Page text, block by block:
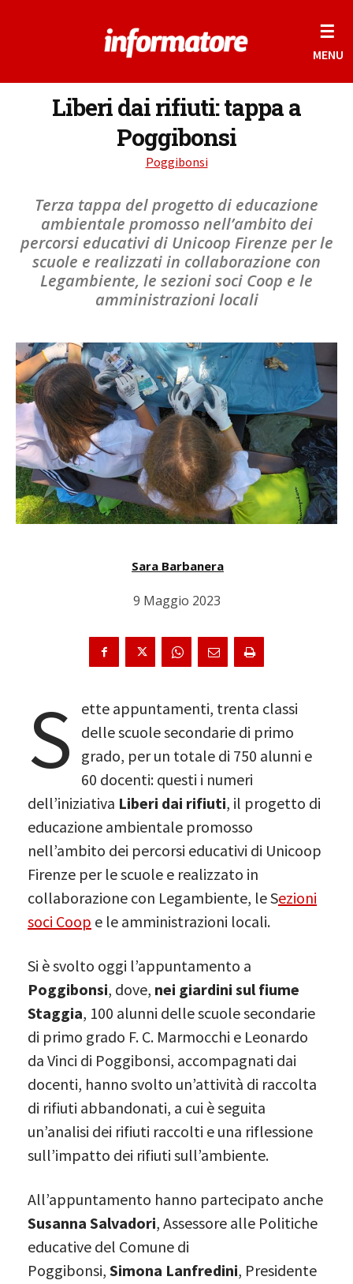
☰
MENU
Liberi dai rifiuti: tappa a
Poggibonsi
Poggibonsi
Terza tappa del progetto di educazione
ambientale promosso nell’ambito dei
percorsi educativi di Unicoop Firenze per le
scuole e realizzati in collaborazione con
Legambiente, le sezioni soci Coop e le
amministrazioni locali
Sara Barbanera
9 Maggio 2023
S
ette appuntamenti, trenta classi
delle scuole secondarie di primo
grado, per un totale di 750 alunni e
60 docenti: questi i numeri
dell’iniziativa Liberi dai rifiuti, il progetto di
educazione ambientale promosso
nell’ambito dei percorsi educativi di Unicoop
Firenze per le scuole e realizzato in
collaborazione con Legambiente, le Sezioni
soci Coop e le amministrazioni locali.
Si è svolto oggi l’appuntamento a
Poggibonsi, dove, nei giardini sul fiume
Staggia, 100 alunni delle scuole secondarie
di primo grado F. C. Marmocchi e Leonardo
da Vinci di Poggibonsi, accompagnati dai
docenti, hanno svolto un’attività di raccolta
di rifiuti abbandonati, a cui è seguita
un’analisi dei rifiuti raccolti e una riflessione
sull’impatto dei rifiuti sull’ambiente.
All’appuntamento hanno partecipato anche
Susanna Salvadori, Assessore alle Politiche
educative del Comune di
Poggibonsi, Simona Lanfredini, Presidente